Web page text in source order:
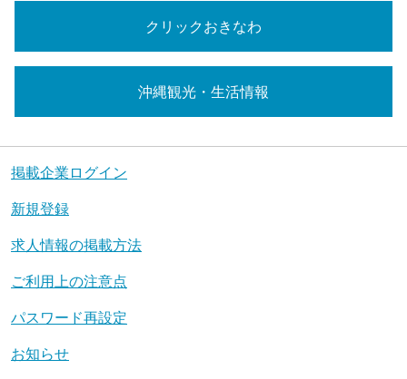
クリックおきなわ
沖縄観光・生活情報
掲載企業ログイン
新規登録
求人情報の掲載方法
ご利用上の注意点
パスワード再設定
お知らせ